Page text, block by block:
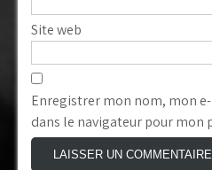
Site web
Enregistrer mon nom, mon
dans le navigateur pour mon